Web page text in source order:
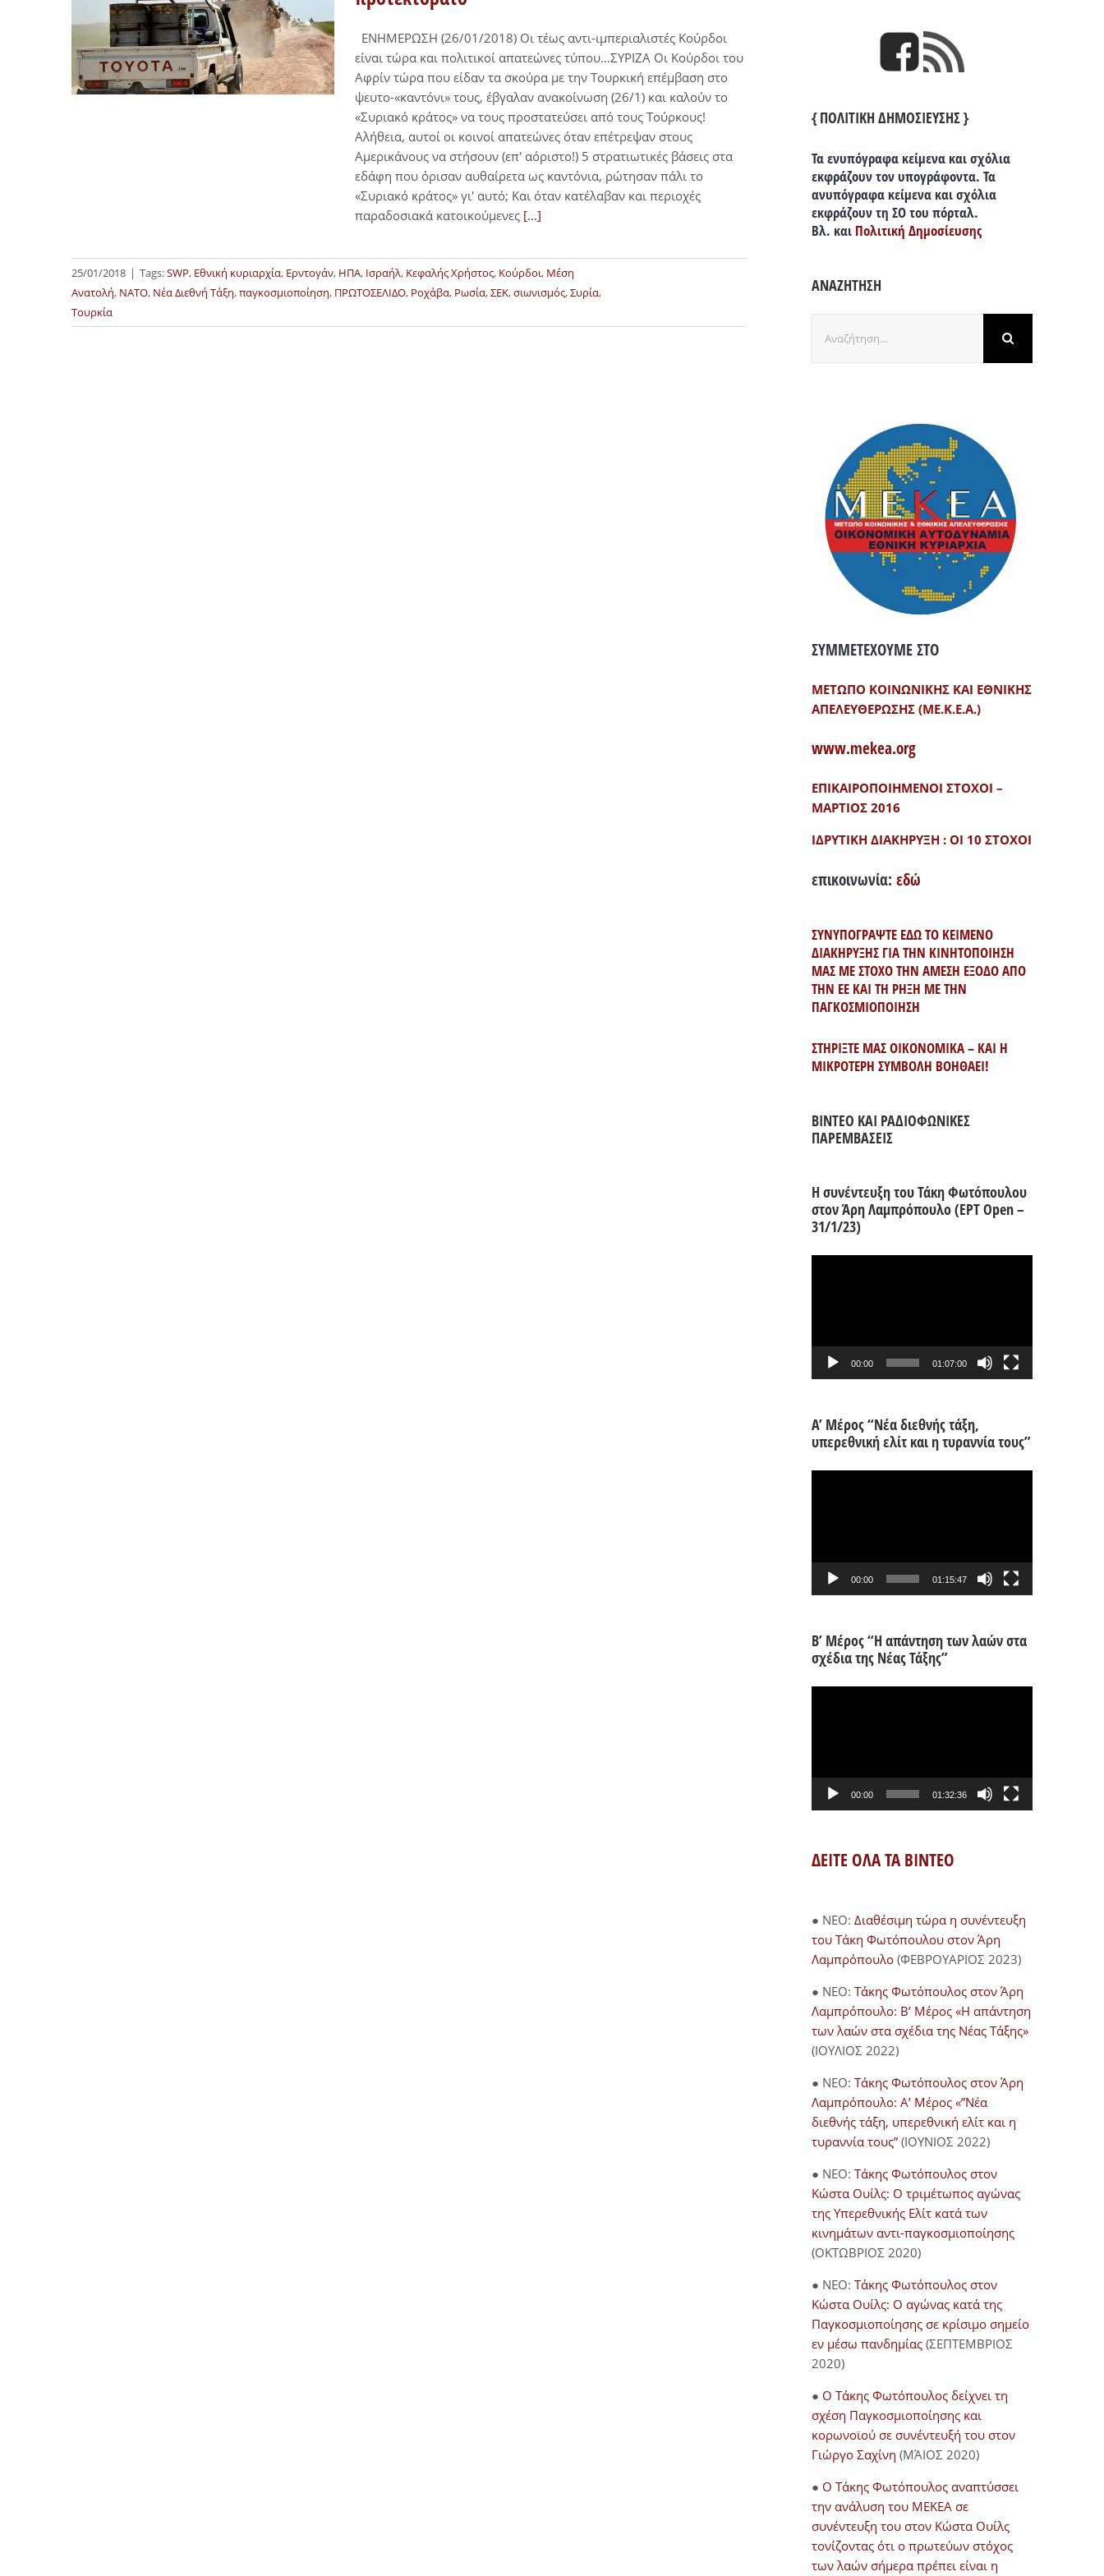
ΕΝΗΜΕΡΩΣΗ (26/01/2018) Οι τέως αντι-ιμπεριαλιστές Κούρδοι
είναι τώρα και πολιτικοί απατεώνες τύπου…ΣΥΡΙΖΑ Οι Κούρδοι του
Αφρίν τώρα που είδαν τα σκούρα με την Τουρκική επέμβαση στο
ψευτο-«καντόνι» τους, έβγαλαν ανακοίνωση (26/1) και καλούν το
«Συριακό κράτος» να τους προστατεύσει από τους Τούρκους!
Αλήθεια, αυτοί οι κοινοί απατεώνες όταν επέτρεψαν στους
Αμερικάνους να στήσουν (επ' αόριστο!) 5 στρατιωτικές βάσεις στα
εδάφη που όρισαν αυθαίρετα ως καντόνια, ρώτησαν πάλι το
«Συριακό κράτος» γι' αυτό; Και όταν κατέλαβαν και περιοχές
παραδοσιακά κατοικούμενες [...]
25/01/2018 | Tags:SWP, Εθνική κυριαρχία, Ερντογάν, ΗΠΑ, Ισραήλ, Κεφαλής Χρήστος, Κούρδοι, Μέση
Ανατολή, ΝΑΤΟ, Νέα Διεθνή Τάξη,παγκοσμιοποίηση, ΠΡΩΤΟΣΕΛΙΔΟ, Ροχάβα, Ρωσία,ΣΕΚ,σιωνισμός,Συρία,
Τουρκία
{ ΠΟΛΙΤΙΚΗ ΔΗΜΟΣΙΕΥΣΗΣ }
Τα ενυπόγραφα κείμενα και σχόλια
εκφράζουν τον υπογράφοντα. Τα
ανυπόγραφα κείμενα και σχόλια
εκφράζουν τη ΣΟ του πόρταλ.
Βλ. και Πολιτική Δημοσίευσης
ΑΝΑΖΗΤΗΣΗ
για:
ΣΥΜΜΕΤΕΧΟΥΜΕ ΣΤΟ
ΜΕΤΩΠΟ ΚΟΙΝΩΝΙΚΗΣ ΚΑΙ ΕΘΝΙΚΗΣ
ΑΠΕΛΕΥΘΕΡΩΣΗΣ (ΜΕ.Κ.Ε.Α.)
www.mekea.org
ΕΠΙΚΑΙΡΟΠΟΙΗΜΕΝΟΙ ΣΤΟΧΟΙ –
ΜΑΡΤΙΟΣ 2016
ΙΔΡΥΤΙΚΗ ΔΙΑΚΗΡΥΞΗ : ΟΙ 10 ΣΤΟΧΟΙ
επικοινωνία: εδώ
ΣΥΝΥΠΟΓΡΑΨΤΕ ΕΔΩ ΤΟ ΚΕΙΜΕΝΟ
ΔΙΑΚΗΡΥΞΗΣ ΓΙΑ ΤΗΝ ΚΙΝΗΤΟΠΟΙΗΣΗ
ΜΑΣ ΜΕ ΣΤΟΧΟ ΤΗΝ ΑΜΕΣΗ ΕΞΟΔΟ ΑΠΟ
ΤΗΝ ΕΕ ΚΑΙ ΤΗ ΡΗΞΗ ΜΕ ΤΗΝ
ΠΑΓΚΟΣΜΙΟΠΟΙΗΣΗ
ΣΤΗΡΙΞΤΕ ΜΑΣ ΟΙΚΟΝΟΜΙΚΑ – ΚΑΙ Η
ΜΙΚΡΟΤΕΡΗ ΣΥΜΒΟΛΗ ΒΟΗΘΑΕΙ!
ΒΙΝΤΕΟ ΚΑΙ ΡΑΔΙΟΦΩΝΙΚΕΣ
ΠΑΡΕΜΒΑΣΕΙΣ
Η συνέντευξη του Τάκη Φωτόπουλου
στον Άρη Λαμπρόπουλο (ΕΡΤ Open –
31/1/23)
00:00 01:07:00
Α’ Μέρος “Νέα διεθνής τάξη,
υπερεθνική ελίτ και η τυραννία τους”
00:00 01:15:47
Β’ Μέρος “Η απάντηση των λαών στα
σχέδια της Νέας Τάξης”
00:00 01:32:36
ΔΕΙΤΕ ΟΛΑ ΤΑ ΒΙΝΤΕΟ
● NEO: Διαθέσιμη τώρα η συνέντευξη
του Τάκη Φωτόπουλου στον Άρη
Λαμπρόπουλο(ΦΕΒΡΟΥΑΡΙΟΣ 2023)
● NEO: Τάκης Φωτόπουλος στον Άρη
Λαμπρόπουλο: Β’ Μέρος «Η απάντηση
των λαών στα σχέδια της Νέας Τάξης»
(ΙΟΥΛΙΟΣ 2022)
● NEO: Τάκης Φωτόπουλος στον Άρη
Λαμπρόπουλο: Α’ Μέρος «”Νέα
διεθνής τάξη, υπερεθνική ελίτ και η
τυραννία τους” (ΙΟΥΝΙΟΣ 2022)
● NEO: Τάκης Φωτόπουλος στον
Κώστα Ουίλς: Ο τριμέτωπος αγώνας
της Υπερεθνικής Ελίτ κατά των
κινημάτων αντι-παγκοσμιοποίησης
(ΟΚΤΩΒΡΙΟΣ 2020)
● NEO: Τάκης Φωτόπουλος στον
Κώστα Ουίλς: Ο αγώνας κατά της
Παγκοσμιοποίησης σε κρίσιμο σημείο
εν μέσω πανδημίας (ΣΕΠΤΕΜΒΡΙΟΣ
2020)
● Ο Τάκης Φωτόπουλος δείχνει τη
σχέση Παγκοσμιοποίησης και
κορωνοϊού σε συνέντευξή του στον
Γιώργο Σαχίνη (ΜΆΙΟΣ 2020)
● O Τάκης Φωτόπουλος αναπτύσσει
την ανάλυση του ΜΕΚΕΑ σε
συνέντευξη του στον Κώστα Ουίλς
τονίζοντας ότι ο πρωτεύων στόχος
των λαών σήμερα πρέπει είναι η